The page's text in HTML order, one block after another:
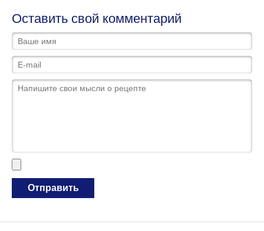
Оставить свой комментарий